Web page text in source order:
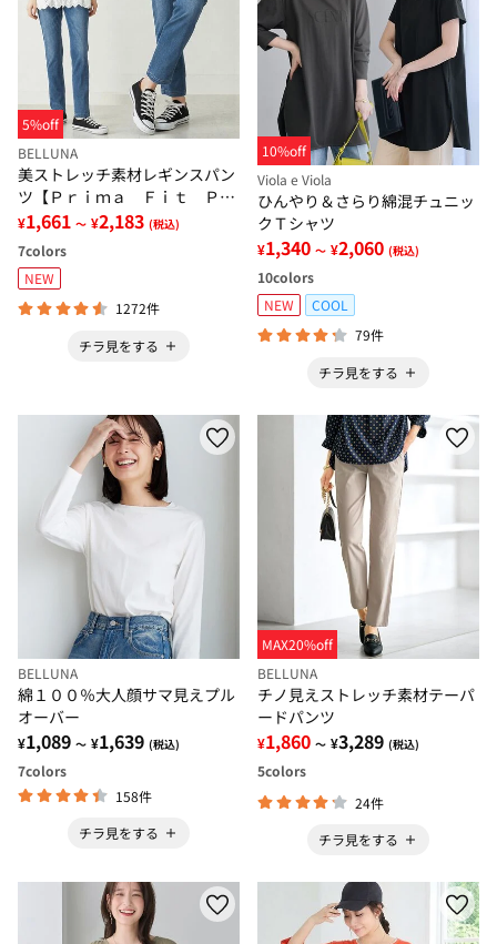
5%off
BELLUNA
美ストレッチ素材レギンスパン
ツ【Ｐｒｉｍａ Ｆｉｔ Ｐａ
ｎｔｓ】
¥1,661 ～ ¥2,183 (税込)
7colors
NEW
1272件
チラ見をする
10%off
Viola e Viola
ひんやり＆さらり綿混チュニッ
クＴシャツ
¥1,340 ～ ¥2,060 (税込)
10colors
NEW
COOL
79件
チラ見をする
BELLUNA
綿１００％大人顔サマ見えプル
オーバー
¥1,089 ～ ¥1,639 (税込)
7colors
158件
チラ見をする
MAX20%off
BELLUNA
チノ見えストレッチ素材テーパ
ードパンツ
¥1,860 ～ ¥3,289 (税込)
5colors
24件
チラ見をする